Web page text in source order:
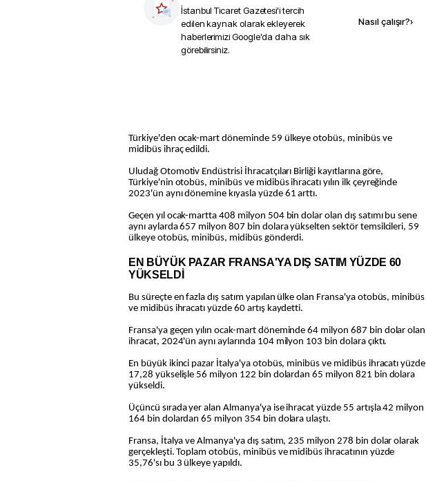
İstanbul Ticaret Gazetesi'i tercih
edilen kaynak olarak ekleyerek
haberlerimizi Google'da daha sık
görebilirsiniz.
Nasıl çalışır?›
Türkiye'den ocak-mart döneminde 59 ülkeye otobüs, minibüs ve
midibüs ihraç edildi.
Uludağ Otomotiv Endüstrisi İhracatçıları Birliği kayıtlarına göre,
Türkiye'nin otobüs, minibüs ve midibüs ihracatı yılın ilk çeyreğinde
2023'ün aynı dönemine kıyasla yüzde 61 arttı.
Geçen yıl ocak-martta 408 milyon 504 bin dolar olan dış satımı bu sene
aynı aylarda 657 milyon 807 bin dolara yükselten sektör temsilcileri, 59
ülkeye otobüs, minibüs, midibüs gönderdi.
EN BÜYÜK PAZAR FRANSA'YA DIŞ SATIM YÜZDE 60
YÜKSELDİ
Bu süreçte en fazla dış satım yapılan ülke olan Fransa'ya otobüs, minibüs
ve midibüs ihracatı yüzde 60 artış kaydetti.
Fransa'ya geçen yılın ocak-mart döneminde 64 milyon 687 bin dolar olan
ihracat, 2024'ün aynı aylarında 104 milyon 103 bin dolara çıktı.
En büyük ikinci pazar İtalya'ya otobüs, minibüs ve midibüs ihracatı yüzde
17,28 yükselişle 56 milyon 122 bin dolardan 65 milyon 821 bin dolara
yükseldi.
Üçüncü sırada yer alan Almanya'ya ise ihracat yüzde 55 artışla 42 milyon
164 bin dolardan 65 milyon 354 bin dolara ulaştı.
Fransa, İtalya ve Almanya'ya dış satım, 235 milyon 278 bin dolar olarak
gerçekleşti. Toplam otobüs, minibüs ve midibüs ihracatının yüzde
35,76'sı bu 3 ülkeye yapıldı.